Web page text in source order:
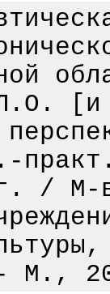
Л.О.
/ М-
М.,